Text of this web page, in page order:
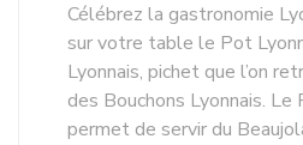
Célébrez la gastronomie
sur votre table le Pot
Lyonnais, pichet que l’on
des Bouchons Lyonnais. Le
permet de servir du